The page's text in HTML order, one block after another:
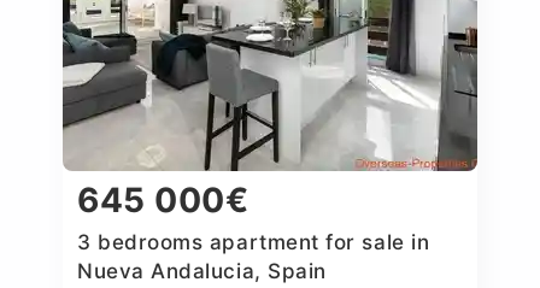
645 000€
3 bedrooms apartment for sale in
Nueva Andalucia, Spain